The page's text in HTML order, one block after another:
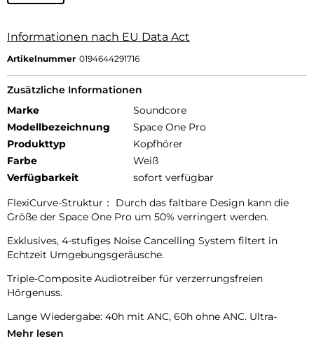
Informationen nach EU Data Act
Artikelnummer 0194644291716
Zusätzliche Informationen
Marke
Soundcore
Modellbezeichnung
Space One Pro
Produkttyp
Kopfhörer
Farbe
Weiß
Verfügbarkeit
sofort verfügbar
FlexiCurve-Struktur： Durch das faltbare Design kann die
Größe der Space One Pro um 50% verringert werden.
Exklusives, 4-stufiges Noise Cancelling System filtert in
Echtzeit Umgebungsgeräusche.
Triple-Composite Audiotreiber für verzerrungsfreien
Hörgenuss.
Lange Wiedergabe: 40h mit ANC, 60h ohne ANC. Ultra-
schnelles laden 5 Min. = 8 Std.
Mehr lesen